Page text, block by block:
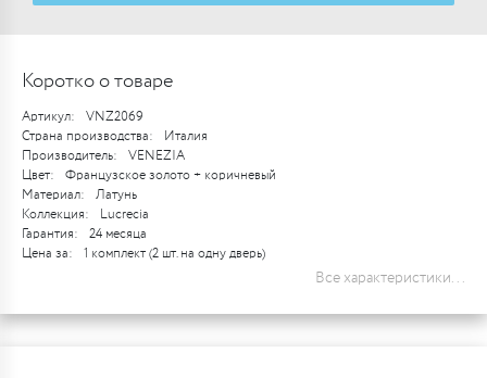
Коротко о товаре
Артикул:
VNZ2069
Страна производства:
Италия
Производитель:
VENEZIA
Цвет:
Французское золото + коричневый
Материал:
Латунь
Коллекция:
Lucrecia
Гарантия:
24 месяца
Цена за:
1 комплект (2 шт. на одну дверь)
Все характеристики...